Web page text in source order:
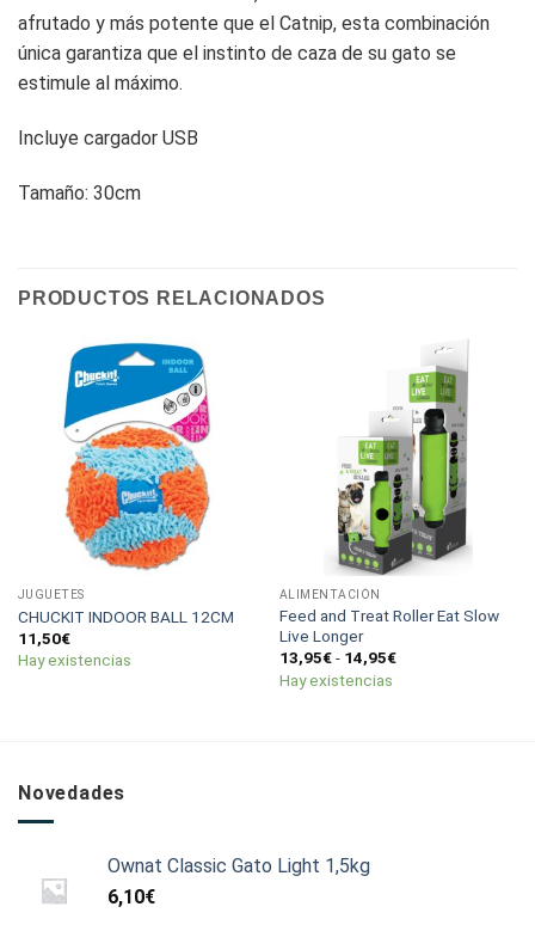
afrutado y más potente que el Catnip, esta combinación
única garantiza que el instinto de caza de su gato se
estimule al máximo.
Incluye cargador USB
Tamaño: 30cm
PRODUCTOS RELACIONADOS
JUGUETES
CHUCKIT INDOOR BALL 12CM
11,50€
Hay existencias
ALIMENTACIÓN
Feed and Treat Roller Eat Slow
Live Longer
13,95€ - 14,95€Rango
Hay existencias
Novedades
Ownat Classic Gato Light 1,5kg
6,10€